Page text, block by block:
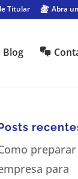
Titular Abra
Blog
preparar
para